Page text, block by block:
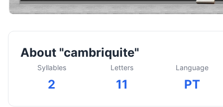
About "cambriquite"
Syllables
2
Letters
11
Language
PT